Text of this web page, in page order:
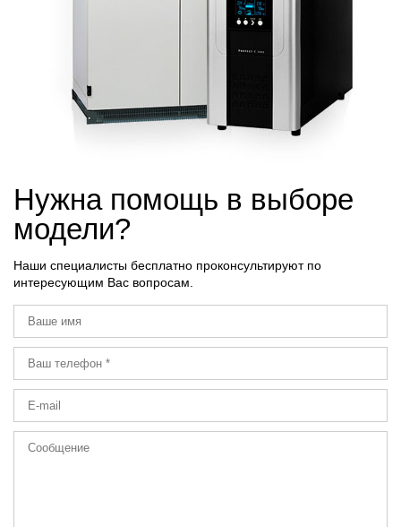
Нужна помощь в выборе
модели?
Наши специалисты бесплатно проконсультируют по
интересующим Вас вопросам.